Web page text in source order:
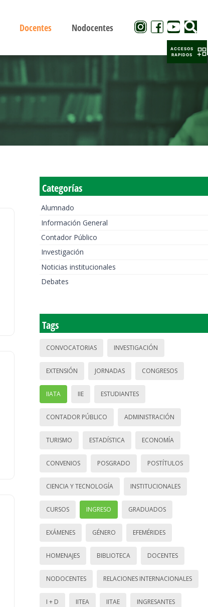
Docentes Nodocentes
Categorías
Alumnado
Información General
Contador Público
Investigación
Noticias institucionales
Debates
Tags
CONVOCATORIAS INVESTIGACIÓN
EXTENSIÓN JORNADAS CONGRESOS
IIATA IIE ESTUDIANTES
CONTADOR PÚBLICO ADMINISTRACIÓN
TURISMO ESTADÍSTICA ECONOMÍA
CONVENIOS POSGRADO POSTÍTULOS
CIENCIA Y TECNOLOGÍA INSTITUCIONALES
CURSOS INGRESO GRADUADOS
EXÁMENES GÉNERO EFEMÉRIDES
HOMENAJES BIBLIOTECA DOCENTES
NODOCENTES RELACIONES INTERNACIONALES
I + D IITEA IITAE INGRESANTES
ACCESOS
RAPIDOS